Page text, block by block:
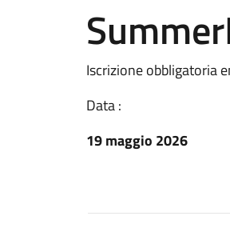
Iscrizione obbligatoria
Data :
19 maggio 2026